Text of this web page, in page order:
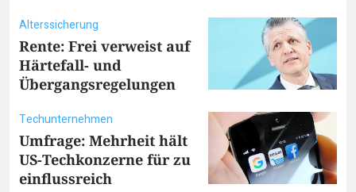
Alterssicherung
Rente: Frei verweist auf
Härtefall- und
Übergangsregelungen
Techunternehmen
Umfrage: Mehrheit hält
US-Techkonzerne für zu
einflussreich